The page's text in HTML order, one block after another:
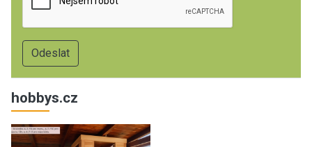
hobbys.cz